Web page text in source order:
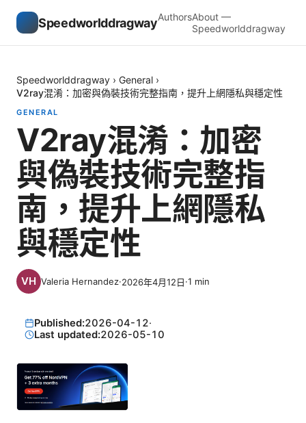
SpeedworlddragwayAuthorsAbout —
Speedworlddragway
Speedworlddragway › General ›
V2ray混淆：加密與偽裝技術完整指南，提升上網隱私與穩定性
GENERAL
V2ray混淆：加密
與偽裝技術完整指
南，提升上網隱私
與穩定性
Valeria Hernandez·2026年4月12日·1 min
Published:2026-04-12·
Last updated:2026-05-10